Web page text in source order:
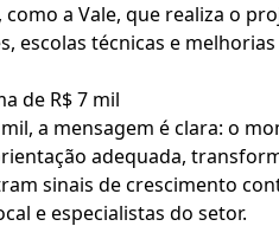
a Vale, que realiza o
escolas técnicas e
de R$ 7 mil
a mensagem é clara: o
adequada,
sinais de crescimento
e especialistas do setor.